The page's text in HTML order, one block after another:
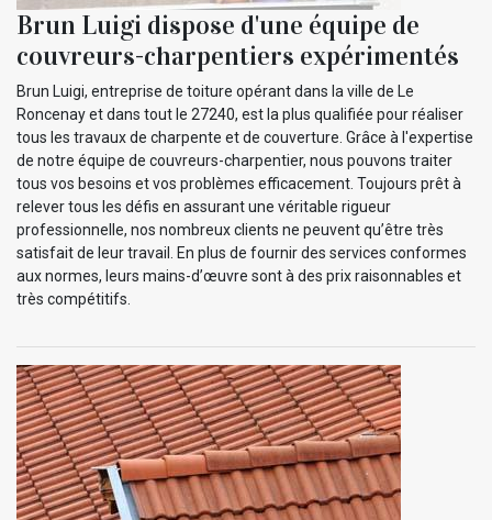
Brun Luigi dispose d'une équipe de
couvreurs-charpentiers expérimentés
Brun Luigi, entreprise de toiture opérant dans la ville de Le
Roncenay et dans tout le 27240, est la plus qualifiée pour réaliser
tous les travaux de charpente et de couverture. Grâce à l'expertise
de notre équipe de couvreurs-charpentier, nous pouvons traiter
tous vos besoins et vos problèmes efficacement. Toujours prêt à
relever tous les défis en assurant une véritable rigueur
professionnelle, nos nombreux clients ne peuvent qu’être très
satisfait de leur travail. En plus de fournir des services conformes
aux normes, leurs mains-d’œuvre sont à des prix raisonnables et
très compétitifs.